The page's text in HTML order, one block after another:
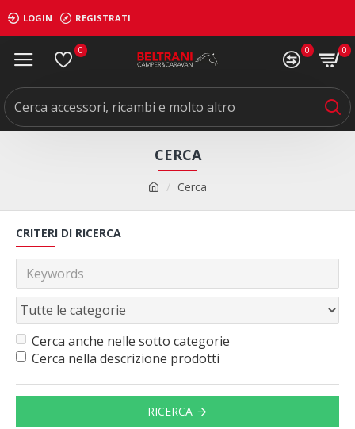
LOGIN REGISTRATI
0 0 0
Cerca
CERCA
CRITERI DI RICERCA
Cerca anche nelle sotto categorie
Cerca nella descrizione prodotti
RICERCA